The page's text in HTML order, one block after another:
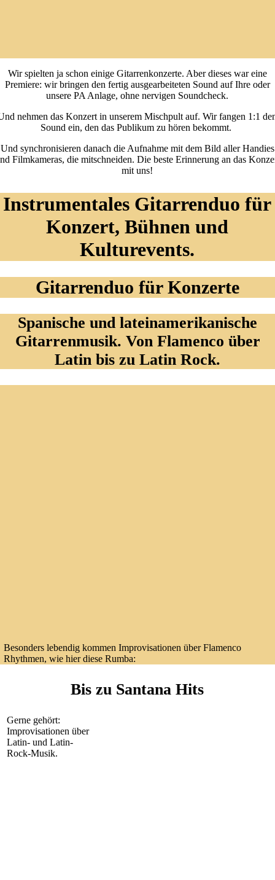
Wir spielten ja schon einige Gitarrenkonzerte. Aber dieses war eine
Premiere: wir bringen den fertig ausgearbeiteten Sound auf Ihre oder
unsere PA Anlage, ohne nervigen Soundcheck.
nehmen das Konzert in unserem Mischpult auf. Wir fangen 1:1
Sound ein, den das Publikum zu hören bekommt.
Und synchronisieren danach die Aufnahme mit dem Bild aller Handies
Filmkameras, die mitschneiden. Die beste Erinnerung an das
mit uns!
Instrumentales Gitarrenduo für
Konzert, Bühnen und
Kulturevents.
Gitarrenduo für Konzerte
Spanische und lateinamerikanische
Gitarrenmusik. Von Flamenco über
Latin bis zu Latin Rock.
Besonders lebendig kommen Improvisationen über Flamenco
Rhythmen, wie hier diese Rumba:
Bis zu Santana Hits
Gerne gehört:
Improvisationen über
Latin- und Latin-
Rock-Musik.